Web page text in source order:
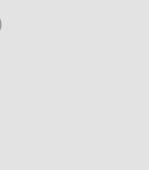
linkedin
op instagram
ons op mastodon